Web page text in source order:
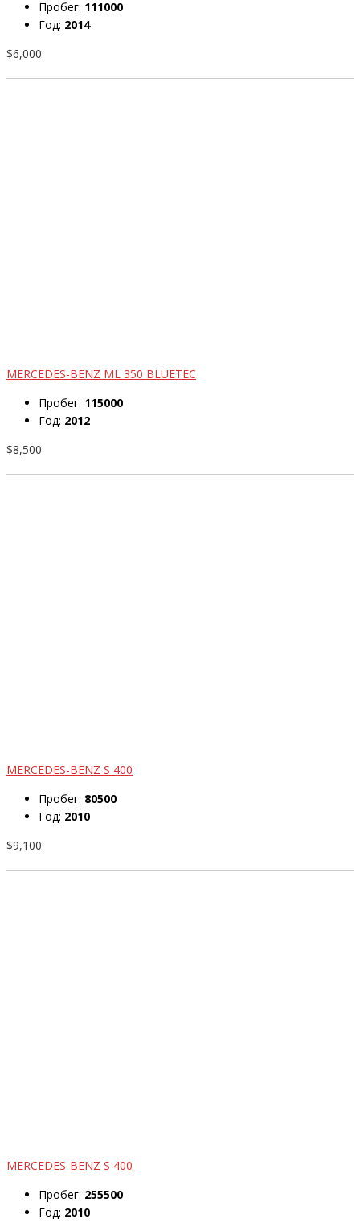
Пробег: 111000
Год: 2014
$6,000
MERCEDES-BENZ ML 350 BLUETEC
Пробег: 115000
Год: 2012
$8,500
MERCEDES-BENZ S 400
Пробег: 80500
Год: 2010
$9,100
MERCEDES-BENZ S 400
Пробег: 255500
Год: 2010